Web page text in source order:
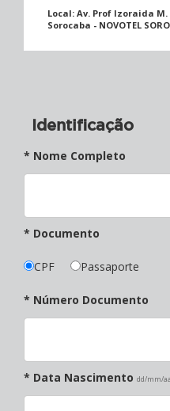
Local: Av. Prof Izoraida M.
Sorocaba - NOVOTEL
Identificação
* Nome Completo
* Documento
CPF Passaporte
* Número Documento
* Data Nascimento dd/mm/